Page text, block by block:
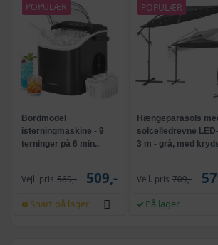
POPULÆR
Bordmodel
isterningmaskine - 9
terninger på 6 min.,
Vejl. pris 569,- 509,-
Snart på lager
POPULÆR
Hængeparasols
solcelledrevne
3 m - grå, med
Vejl. pris 709,-
På lager